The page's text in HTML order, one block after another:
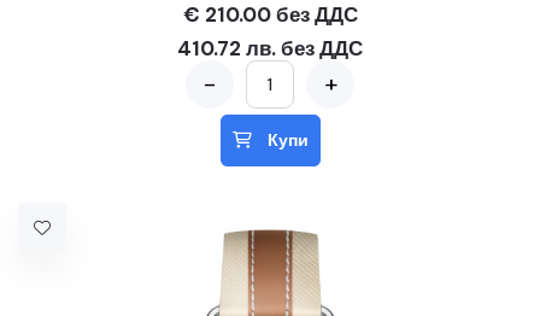
€ 210.00 без ДДС
410.72 лв. без ДДС
- +
Купи